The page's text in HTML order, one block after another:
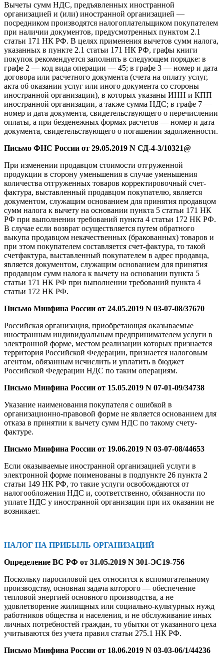
Вычеты сумм НДС, предъявленных иностранной
организацией и (или) иностранной организацией —
посредником производятся налогоплательщиком покупателем
при наличии документов, предусмотренных пунктом 2.1
статьи 171 НК РФ. В целях применения вычетов сумм налога,
указанных в пункте 2.1 статьи 171 НК РФ, графы книги
покупок рекомендуется заполнять в следующем порядке: в
графе 2 — код вида операции — 45; в графе 3 — номер и дата
договора или расчетного документа (счета на оплату услуг,
акта об оказании услуг или иного документа со стороны
иностранной организации), в которых указаны ИНН и КПП
иностранной организации, а также сумма НДС; в графе 7 —
номер и дата документа, свидетельствующего о перечислении
оплаты, а при безденежных формах расчетов — номер и дата
документа, свидетельствующего о погашении задолженности.
Письмо ФНС России от 29.05.2019 N СД-4-3/10321@
При изменении продавцом стоимости отгруженной
продукции в сторону уменьшения в случае уменьшения
количества отгруженных товаров корректировочный счет-
фактура, выставленный продавцом покупателю, является
документом, служащим основанием для принятия продавцом
сумм налога к вычету на основании пункта 5 статьи 171 НК
РФ при выполнении требований пункта 4 статьи 172 НК РФ.
В случае если возврат осуществляется путем обратного
выкупа продавцом некачественных (бракованных) товаров и
при этом покупателем составляется счет-фактура, то такой
счетфактура, выставленный покупателем в адрес продавца,
является документом, служащим основанием для принятия
продавцом сумм налога к вычету на основании пункта 5
статьи 171 НК РФ при выполнении требований пункта 4
статьи 172 НК РФ.
Письмо Минфина России от 24.05.2019 N 03-07-08/37670
Российская организация, приобретающая оказываемые
иностранным индивидуальным предпринимателем услуги в
электронной форме, местом реализации которых признается
территория Российской Федерации, признается налоговым
агентом, обязанным исчислить и уплатить в бюджет
Российской Федерации НДС по таким операциям.
Письмо Минфина России от 15.05.2019 N 07-01-09/34738
Указание наименования покупателя с ошибкой в
организационно-правовой форме не является основанием для
отказа в принятии к вычету сумм НДС по такому счету-
фактуре.
Письмо Минфина России от 19.06.2019 N 03-07-08/44653
Если оказываемые иностранной организацией услуги в
электронной форме поименованы в подпункте 26 пункта 2
статьи 149 НК РФ, то такие услуги освобождаются от
налогообложения НДС и, соответственно, обязанности по
уплате НДС у иностранной организации при их оказании не
возникает.
НАЛОГ НА ПРИБЫЛЬ ОРГАНИЗАЦИЙ
Определение ВС РФ от 31.05.2019 N 301-ЭС19-756
Поскольку паросиловой цех относится к вспомогательному
производству, основная задача которого — обеспечение
тепловой энергией основного производства, а не
удовлетворение жилищных или социально-культурных нужд
работников общества и населения, и не обслуживание иных
личных потребностей граждан, то убытки от указанного цеха
учитываются без учета правил статьи 275.1 НК РФ.
Письмо Минфина России от 18.06.2019 N 03-03-06/1/44236